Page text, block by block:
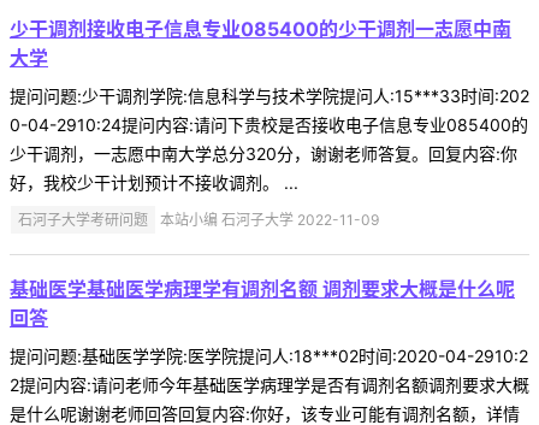
少干调剂接收电子信息专业085400的少干调剂一志愿中南
大学
提问问题:少干调剂学院:信息科学与技术学院提问人:15***33时间:202
0-04-2910:24提问内容:请问下贵校是否接收电子信息专业085400的
少干调剂，一志愿中南大学总分320分，谢谢老师答复。回复内容:你
好，我校少干计划预计不接收调剂。 ...
石河子大学考研问题 本站小编 石河子大学 2022-11-09
基础医学基础医学病理学有调剂名额 调剂要求大概是什么呢
回答
提问问题:基础医学学院:医学院提问人:18***02时间:2020-04-2910:2
2提问内容:请问老师今年基础医学病理学是否有调剂名额调剂要求大概
是什么呢谢谢老师回答回复内容:你好，该专业可能有调剂名额，详情